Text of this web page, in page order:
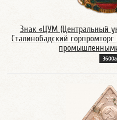
Знак «ЦУМ (Центральный
Сталинобадский горпромторг
3600а